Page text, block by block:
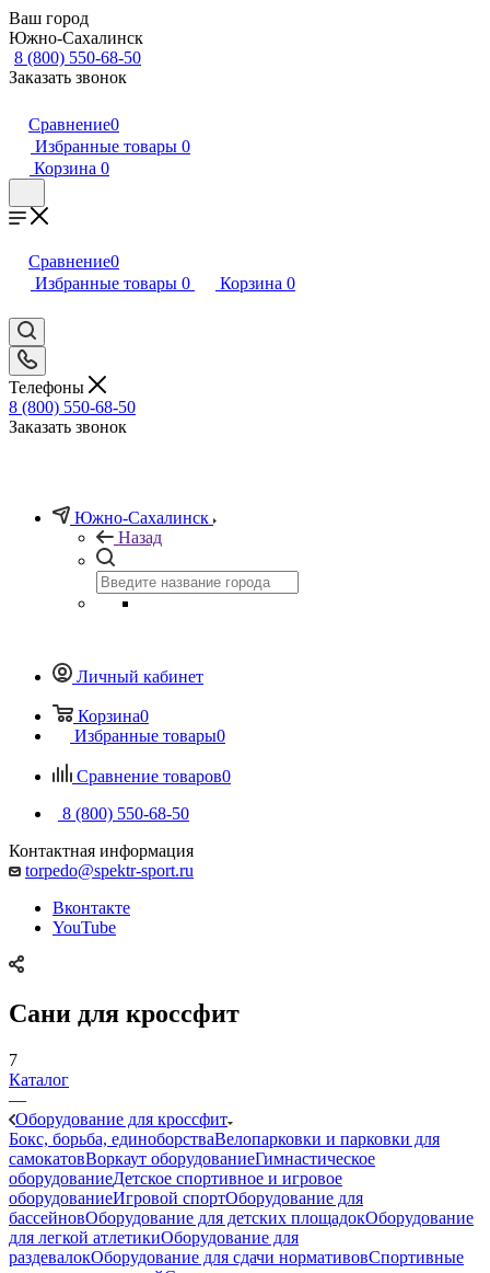
Ваш город
Южно-Сахалинск
8 (800) 550-68-50
Заказать звонок
Сравнение0
Избранные товары 0
Корзина 0
Сравнение0
Избранные товары 0 Корзина 0
Телефоны
8 (800) 550-68-50
Заказать звонок
Южно-Сахалинск
Назад
Личный кабинет
Корзина0
Избранные товары0
Сравнение товаров0
8 (800) 550-68-50
Контактная информация
torpedo@spektr-sport.ru
Вконтакте
YouTube
Сани для кроссфит
7
Каталог
—
Оборудование для кроссфит
Бокс, борьба, единоборстваВелопарковки и парковки для
самокатовВоркаут оборудованиеГимнастическое
оборудованиеДетское спортивное и игровое
оборудованиеИгровой спортОборудование для
бассейновОборудование для детских площадокОборудование
для легкой атлетикиОборудование для
раздевалокОборудование для сдачи нормативовСпортивные